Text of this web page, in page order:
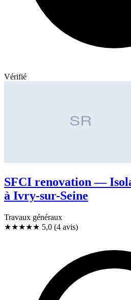
Vérifié
SFCI renovation —
à Ivry-sur-Seine
Travaux généraux
★★★★★ 5,0 (4 avis)